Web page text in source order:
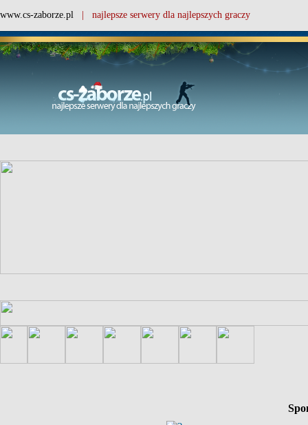
www.cs-zaborze.pl | najlepsze serwery dla najlepszych graczy